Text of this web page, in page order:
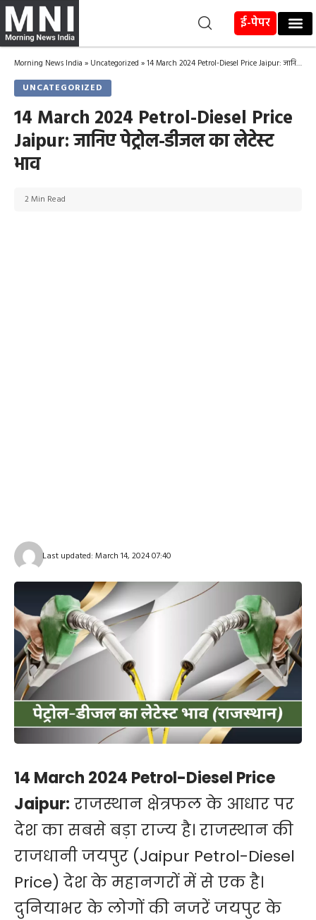
ई-पेपर
Morning News India » Uncategorized »14 March 2024 Petrol-Diesel Price Jaipur: जानिए पेट्रोल-डीजल का लेटेस्ट भाव
UNCATEGORIZED
14 March 2024 Petrol-Diesel Price
Jaipur: जानिए पेट्रोल-डीजल का लेटेस्ट
भाव
Last updated: March 14, 2024 07:40
2 Min Read
14 March 2024 Petrol-Diesel Price
Jaipur: राजस्थान क्षेत्रफल के आधार पर
देश का सबसे बड़ा राज्य है। राजस्थान की
राजधानी जयपुर (Jaipur Petrol-Diesel
Price) देश के महानगरों में से एक है।
दुनियाभर के लोगों की नजरें जयपुर के